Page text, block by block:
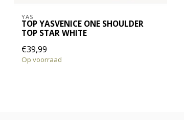
YAS
TOP YASVENICE ONE SHOULDER
TOP STAR WHITE
€39,99
Op voorraad